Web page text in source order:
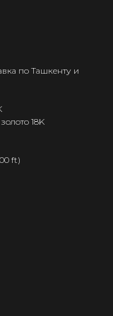
по Ташкенту и
18K
ft)